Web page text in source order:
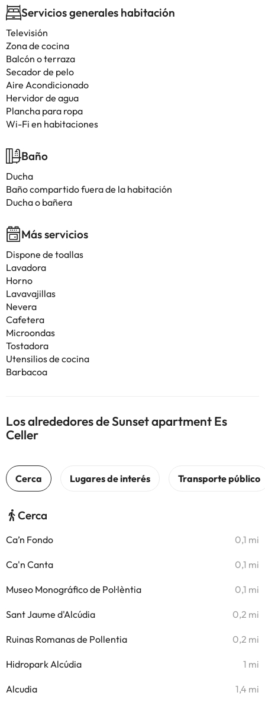
Servicios generales habitación
Televisión
Zona de cocina
Balcón o terraza
Secador de pelo
Aire Acondicionado
Hervidor de agua
Plancha para ropa
Wi-Fi en habitaciones
Baño
Ducha
Baño compartido fuera de la habitación
Ducha o bañera
Más servicios
Dispone de toallas
Lavadora
Horno
Lavavajillas
Nevera
Cafetera
Microondas
Tostadora
Utensilios de cocina
Barbacoa
Los alrededores de Sunset apartment Es
Celler
Cerca
Ca’n Fondo 0,1 mi
Ca'n Canta 0,1 mi
Museo Monográfico de Pol·lèntia 0,1 mi
Sant Jaume d'Alcúdia 0,2 mi
Ruinas Romanas de Pollentia 0,2 mi
Hidropark Alcúdia 1 mi
Alcudia 1,4 mi